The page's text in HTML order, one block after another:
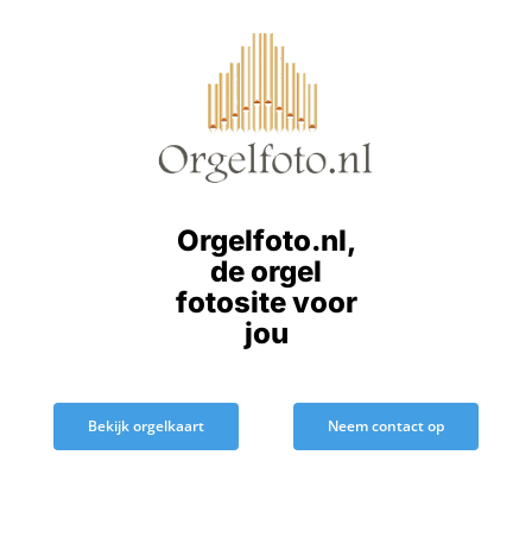
Orgelfoto.nl,
de orgel
fotosite voor
jou
Bekijk orgelkaart Neem contact op